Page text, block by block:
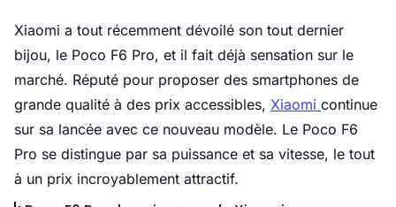
Xiaomi a tout récemment dévoilé son tout dernier
bijou, le Poco F6 Pro, et il fait déjà sensation sur le
marché. Réputé pour proposer des smartphones de
grande qualité à des prix accessibles, Xiaomi continue
sur sa lancée avec ce nouveau modèle. Le Poco F6
Pro se distingue par sa puissance et sa vitesse, le tout
à un prix incroyablement attractif.